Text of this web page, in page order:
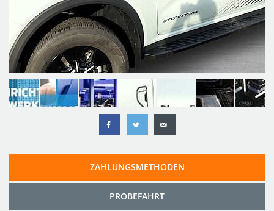
ZAHLUNGSMETHODEN
PROBEFAHRT